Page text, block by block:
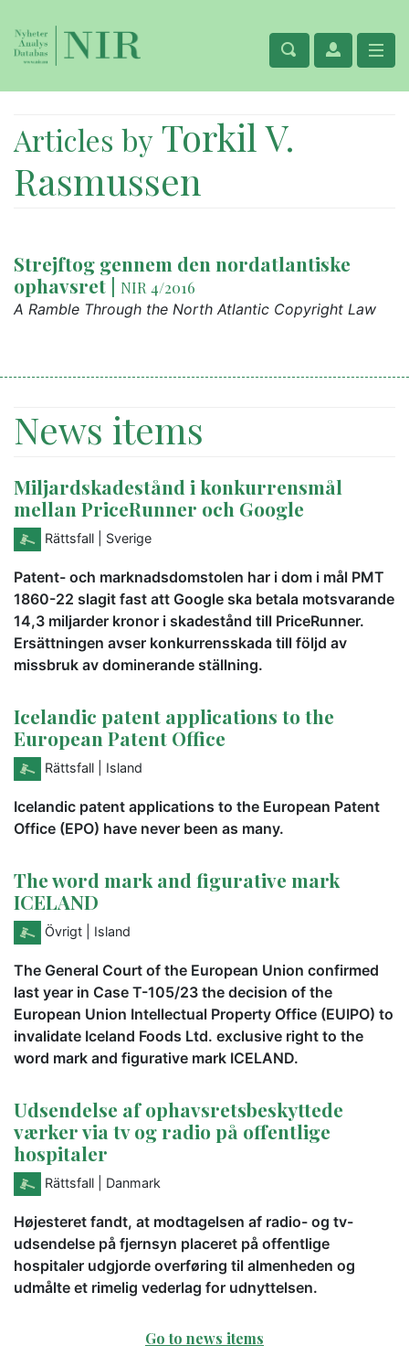
Articles by Torkil V.
Rasmussen
Strejftog gennem den nordatlantiske
ophavsret | NIR 4/2016
A Ramble Through the North Atlantic Copyright Law
News items
Miljardskadestånd i konkurrensmål
mellan PriceRunner och Google
Rättsfall | Sverige
Patent- och marknadsdomstolen har i dom i mål PMT
1860-22 slagit fast att Google ska betala motsvarande
14,3 miljarder kronor i skadestånd till PriceRunner.
Ersättningen avser konkurrensskada till följd av
missbruk av dominerande ställning.
Icelandic patent applications to the
European Patent Office
Rättsfall | Island
Icelandic patent applications to the European Patent
Office (EPO) have never been as many.
The word mark and figurative mark
ICELAND
Övrigt | Island
The General Court of the European Union confirmed
last year in Case T-105/23 the decision of the
European Union Intellectual Property Office (EUIPO) to
invalidate Iceland Foods Ltd. exclusive right to the
word mark and figurative mark ICELAND.
Udsendelse af ophavsretsbeskyttede
værker via tv og radio på offentlige
hospitaler
Rättsfall | Danmark
Højesteret fandt, at modtagelsen af radio- og tv-
udsendelse på fjernsyn placeret på offentlige
hospitaler udgjorde overføring til almenheden og
udmålte et rimelig vederlag for udnyttelsen.
Go to news items